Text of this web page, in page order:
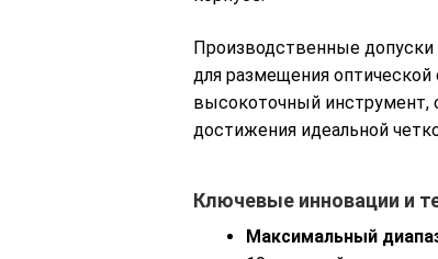
Производственные
для размещения
высокоточный инструмент,
достижения идеальной
Ключевые инновации и
Максимальный